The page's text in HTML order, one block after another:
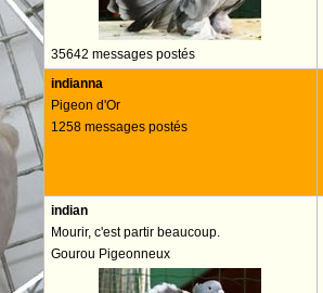
35642 messages postés
indianna
Pigeon d'Or
1258 messages postés
indian
Mourir, c'est partir beaucoup.
Gourou Pigeonneux